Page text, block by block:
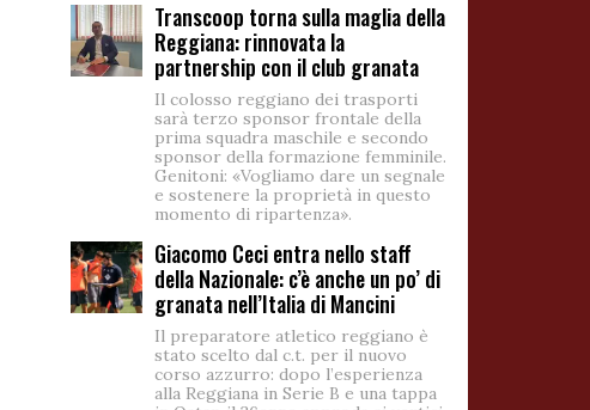
Transcoop torna sulla maglia della
Reggiana: rinnovata la
partnership con il club granata
Il colosso reggiano dei trasporti
sarà terzo sponsor frontale della
prima squadra maschile e secondo
sponsor della formazione femminile.
Genitoni: «Vogliamo dare un segnale
e sostenere la proprietà in questo
momento di ripartenza».
Giacomo Ceci entra nello staff
della Nazionale: c’è anche un po’ di
granata nell’Italia di Mancini
Il preparatore atletico reggiano è
stato scelto dal c.t. per il nuovo
corso azzurro: dopo l’esperienza
alla Reggiana in Serie B e una tappa